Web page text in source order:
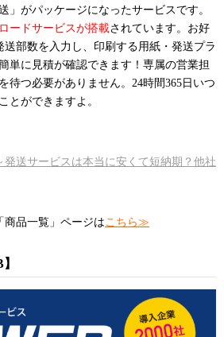
」がパッケージになったサービスです。
ードサービスが搭載されています。お好
部数を入力し、印刷する用紙・発送プラ
単に見積が確認できます！専属の営業担
待つ必要がありません。24時間365日いつ
とができますよ。
送サービスは本当に安くて短納期？他社
商品一覧」ページはこちら≫